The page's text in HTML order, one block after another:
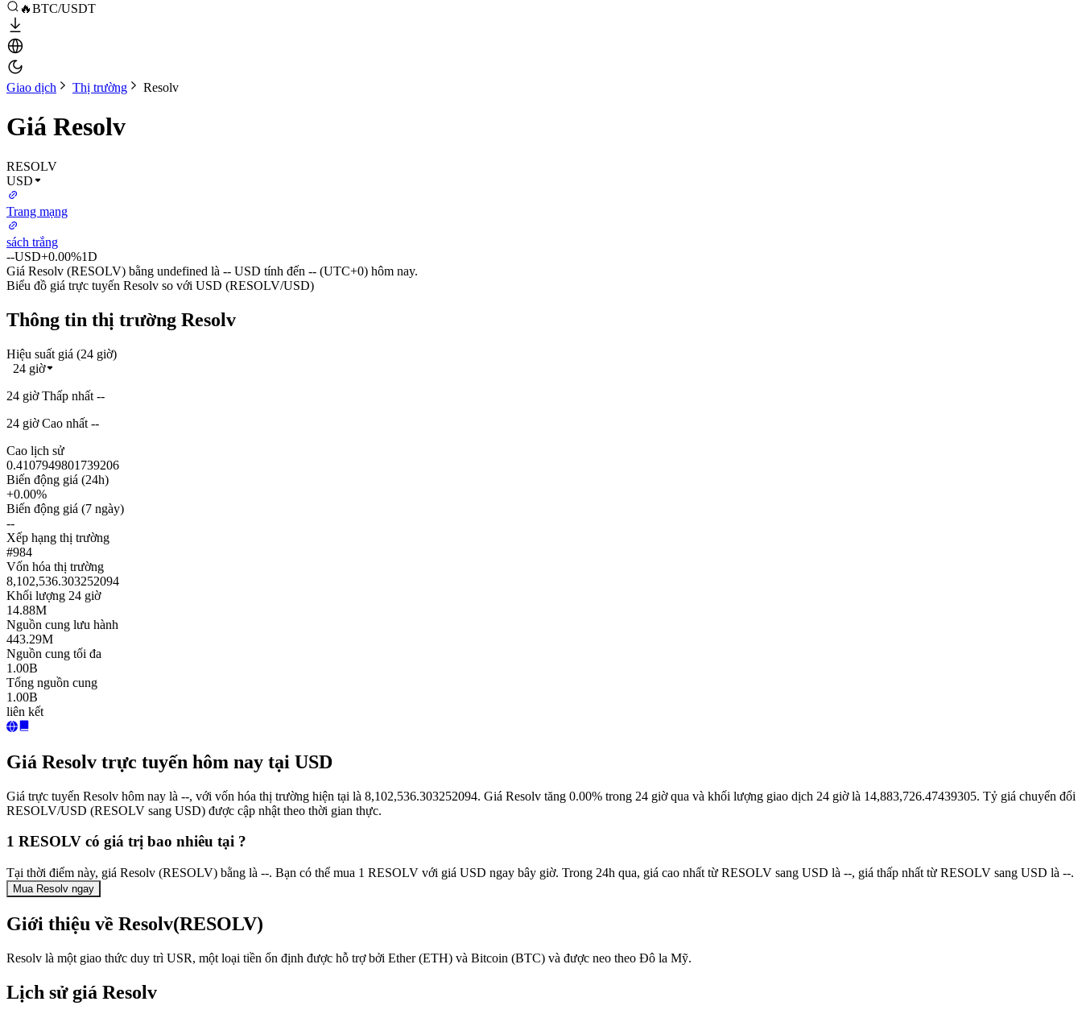
🔥BTC/USDT
Giao dịch Thị trường Resolv
Giá Resolv
RESOLV
USD
Trang mạng
sách trắng
--USD+0.00%1D
Giá Resolv (RESOLV) bằng undefined là -- USD tính đến -- (UTC+0) hôm nay.
Biểu đồ giá trực tuyến Resolv so với USD (RESOLV/USD)
Thông tin thị trường Resolv
Hiệu suất giá (24 giờ)
24 giờ
24 giờ Thấp nhất --
24 giờ Cao nhất --
Cao lịch sử
0.4107949801739206
Biến động giá (24h)
+0.00%
Biến động giá (7 ngày)
--
Xếp hạng thị trường
#984
Vốn hóa thị trường
8,102,536.303252094
Khối lượng 24 giờ
14.88M
Nguồn cung lưu hành
443.29M
Nguồn cung tối đa
1.00B
Tổng nguồn cung
1.00B
liên kết
Giá Resolv trực tuyến hôm nay tại USD
Giá trực tuyến Resolv hôm nay là --, với vốn hóa thị trường hiện tại là 8,102,536.303252094. Giá Resolv tăng 0.00% trong 24 giờ qua và khối lượng giao dịch 24 giờ là 14,883,726.47439305. Tỷ giá chuyển đổi
RESOLV/USD (RESOLV sang USD) được cập nhật theo thời gian thực.
1 RESOLV có giá trị bao nhiêu tại ?
Tại thời điểm này, giá Resolv (RESOLV) bằng là --. Bạn có thể mua 1 RESOLV với giá USD ngay bây giờ. Trong 24h qua, giá cao nhất từ RESOLV sang USD là --, giá thấp nhất từ RESOLV sang USD là --.
Mua Resolv ngay
Giới thiệu về Resolv(RESOLV)
Resolv là một giao thức duy trì USR, một loại tiền ổn định được hỗ trợ bởi Ether (ETH) và Bitcoin (BTC) và được neo theo Đô la Mỹ.
Lịch sử giá Resolv